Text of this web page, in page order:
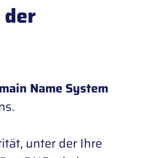
Name System
unter der Ihre